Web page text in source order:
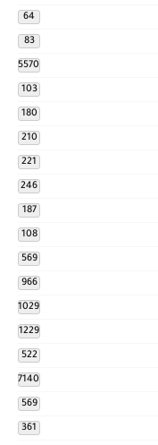
64
83
5570
103
180
210
221
246
187
108
569
966
1029
1229
522
7140
569
361